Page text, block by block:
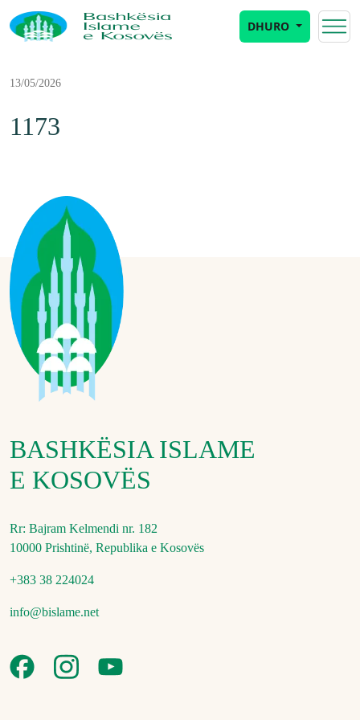
DHURO
13/05/2026
1173
BASHKËSIA ISLAME
E KOSOVËS
Rr: Bajram Kelmendi nr. 182
10000 Prishtinë, Republika e Kosovës
+383 38 224024
info@bislame.net